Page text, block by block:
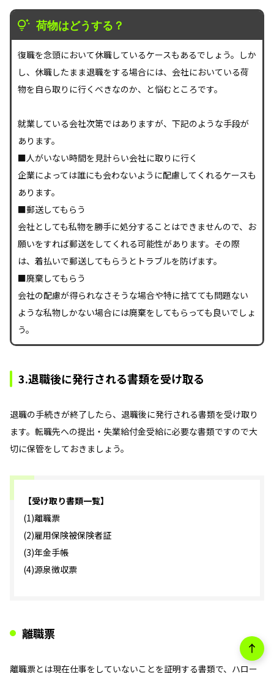
荷物はどうする？
復職を念頭において休職しているケースもあるでしょう。しか
し、休職したまま退職をする場合には、会社においている荷
物を自ら取りに行くべきなのか、と悩むところです。
就業している会社次第ではありますが、下記のような手段が
あります。
■人がいない時間を見計らい会社に取りに行く
企業によっては誰にも会わないように配慮してくれるケースも
あります。
■郵送してもらう
会社としても私物を勝手に処分することはできませんので、お
願いをすれば郵送をしてくれる可能性があります。その際
は、着払いで郵送してもらうとトラブルを防げます。
■廃棄してもらう
会社の配慮が得られなさそうな場合や特に捨てても問題ない
ような私物しかない場合には廃棄をしてもらっても良いでしょ
う。
3.退職後に発行される書類を受け取る
退職の手続きが終了したら、退職後に発行される書類を受け取り
ます。転職先への提出・失業給付金受給に必要な書類ですので大
切に保管をしておきましょう。
【受け取り書類一覧】
(1)離職票
(2)雇用保険被保険者証
(3)年金手帳
(4)源泉徴収票
離職票
離職票とは現在仕事をしていないことを証明する書類で、ハロー